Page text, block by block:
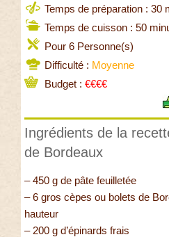
Temps de préparation : 30
Temps de cuisson : 50
Pour 6 Personne(s)
Difficulté : Moyenne
Budget : €€€€
Ingrédients de la
de Bordeaux
– 450 g de pâte feuilletée
– 6 gros cèpes ou bolets de
hauteur
– 200 g d’épinards frais